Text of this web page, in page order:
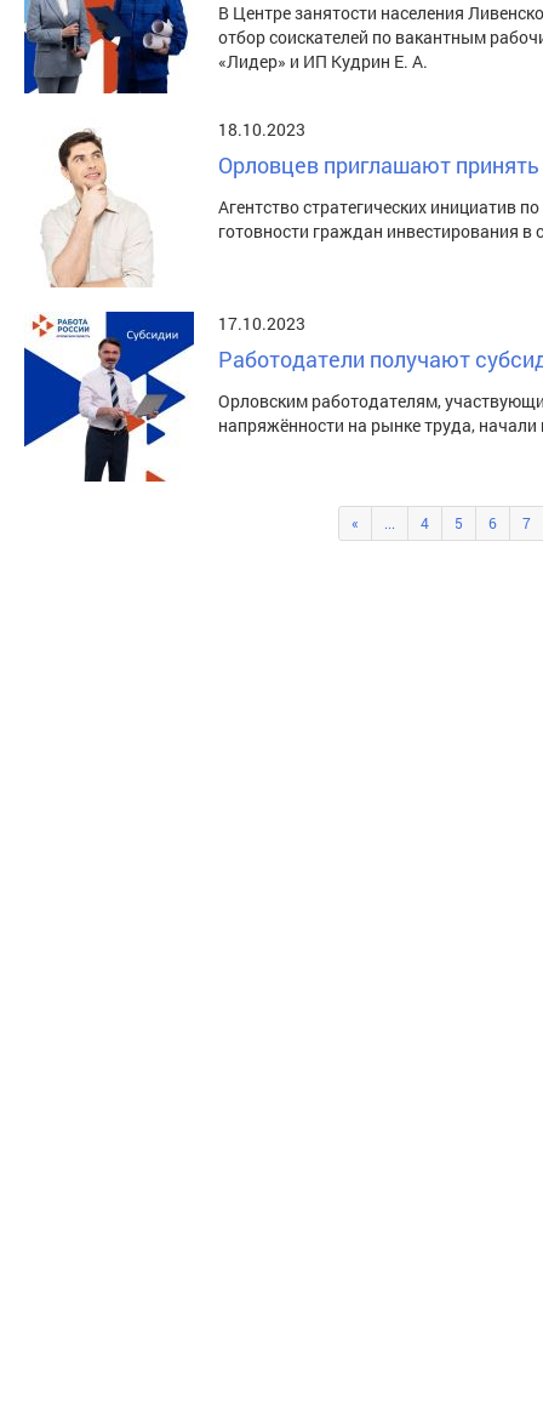
В Центре занятости населения
отбор соискателей по вакантным
«Лидер» и ИП Кудрин Е. А.
18.10.2023
Орловцев приглашают принять
Агентство стратегических инициатив
готовности граждан инвестирования в
17.10.2023
Работодатели получают
Орловским работодателям,
напряжённости на рынке труда,
« ... 4 5 6 7